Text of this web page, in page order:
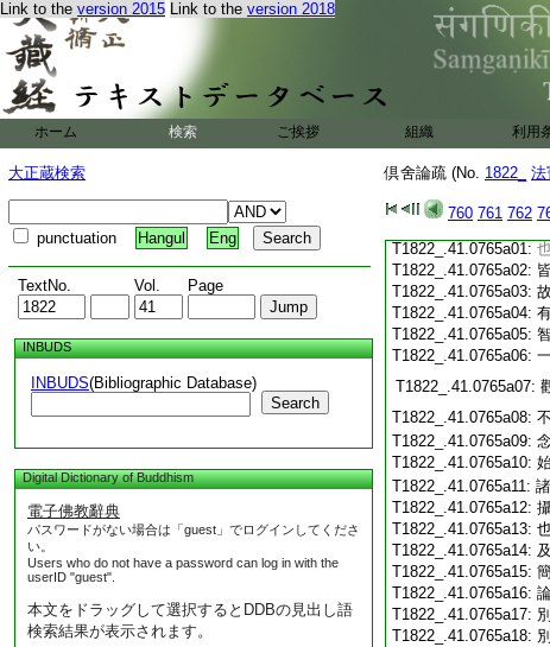
Link to the version 2015 Link to the version 2018
ホーム 検索 ご挨拶 組織 利用
大正蔵検索
punctuation Hangul Eng
TextNo. Vol. Page
INBUDS
INBUDS(Bibliographic Database)
Search
Digital Dictionary of Buddhism
電子佛教辭典
パスワードがない場合は「guest」でログインしてくださ
い。
Users who do not have a password can log in with the
userID "guest".
本文をドラッグして選択するとDDBの見出し語
検索結果が表示されます。
倶舍論疏 (No. 1822_ 法
760 761 762
T1822_.41.0764c20:
T1822_.41.0764c21:
T1822_.41.0764c22:
T1822_.41.0764c23:
T1822_.41.0764c25:
T1822_.41.0764c26:
T1822_.41.0764c27:
T1822_.41.0764c28:
T1822_.41.0765a01:
T1822_.41.0765a02:
T1822_.41.0765a03:
T1822_.41.0765a04:
T1822_.41.0765a05:
T1822_.41.0765a06:
T1822_.41.0765a07:
T1822_.41.0765a08:
T1822_.41.0765a09:
T1822_.41.0765a10:
T1822_.41.0765a11:
T1822_.41.0765a12:
T1822_.41.0765a13:
T1822_.41.0765a14:
T1822_.41.0765a15:
T1822_.41.0765a16:
T1822_.41.0765a17:
T1822_.41.0765a18: